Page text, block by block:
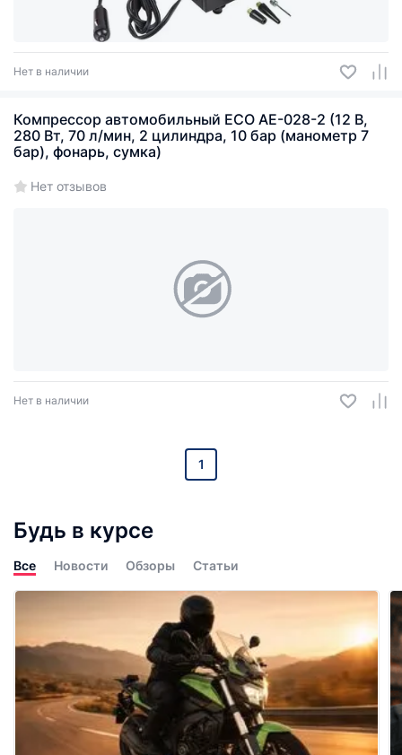
Нет в наличии
Компрессор автомобильный ECO AE-028-2 (12 В,
280 Вт, 70 л/мин, 2 цилиндра, 10 бар (манометр 7
бар), фонарь, сумка)
Нет отзывов
Нет в наличии
1
Будь в курсе
Все Новости Обзоры Статьи